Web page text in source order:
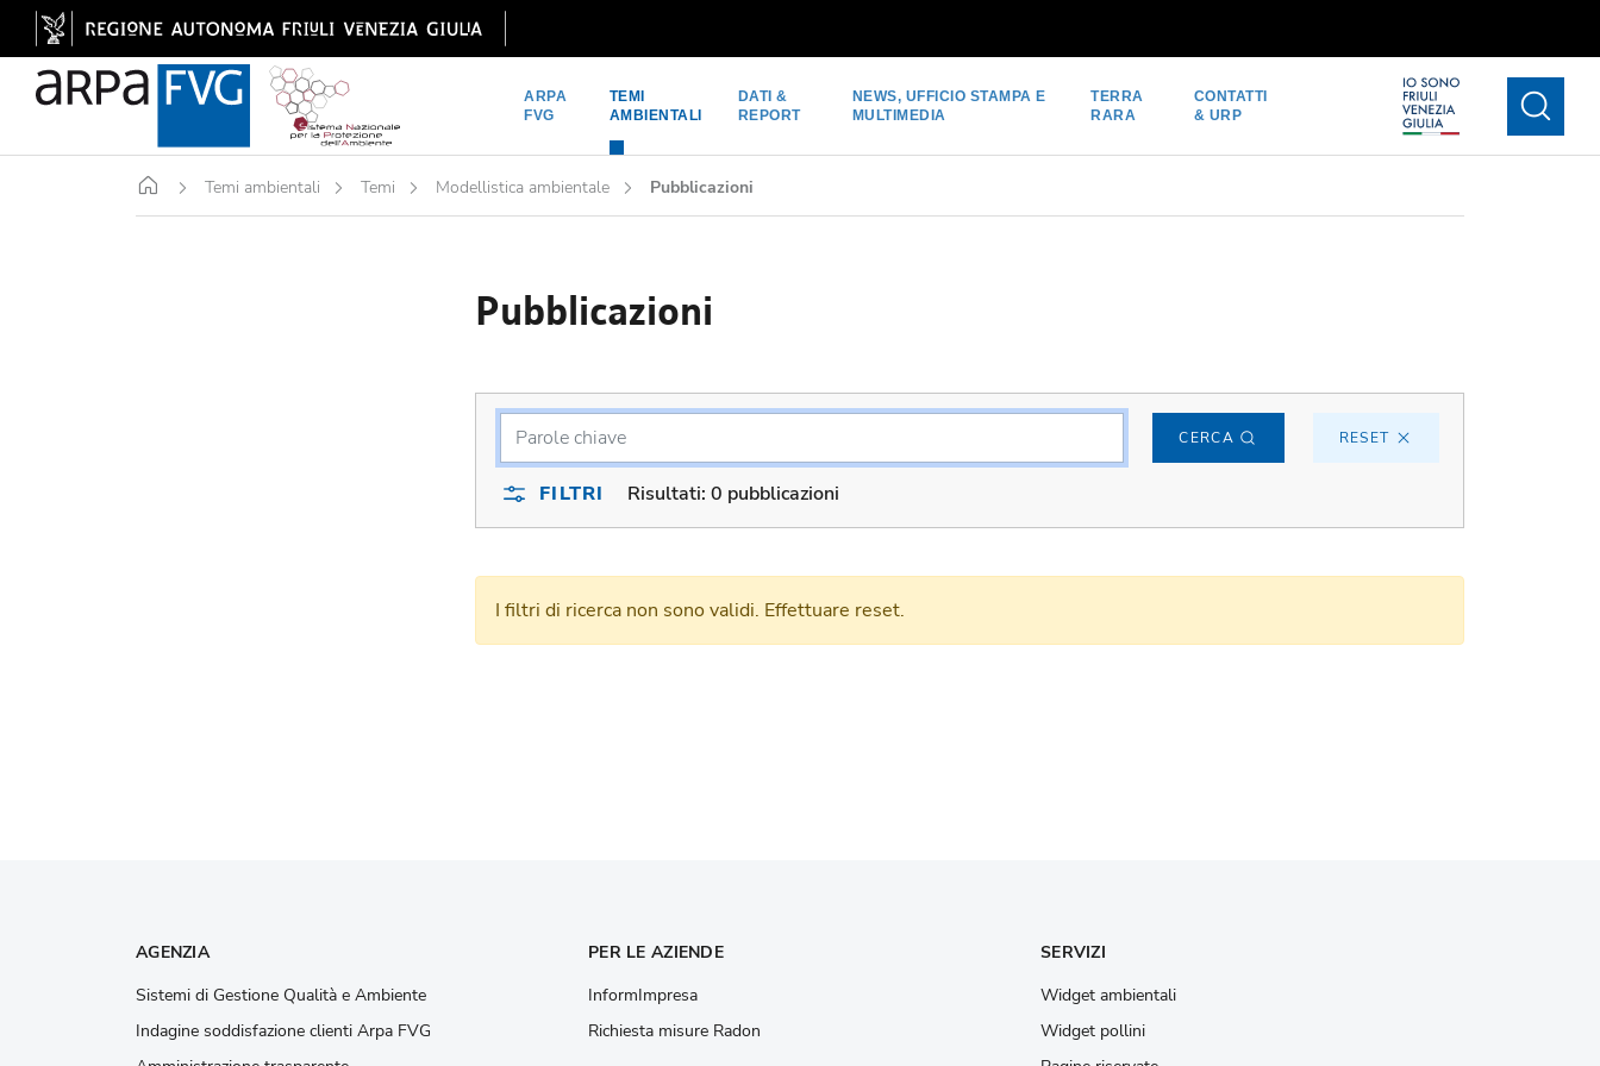
ARPA
FVG
TEMI
AMBIENTALI
DATI &
REPORT
NEWS, UFFICIO STAMPA E
MULTIMEDIA
TERRA
RARA
CONTATTI
& URP
Home Temi ambientali Temi Modellistica ambientale Pubblicazioni
Pubblicazioni
CERCA RESET
FILTRI Risultati:0 pubblicazioni
I filtri di ricerca non sono validi. Effettuare reset.
AGENZIA
Sistemi di Gestione Qualità e Ambiente
Indagine soddisfazione clienti Arpa FVG
PER LE AZIENDE
InformImpresa
Richiesta misure Radon
SERVIZI
Widget ambientali
Widget pollini